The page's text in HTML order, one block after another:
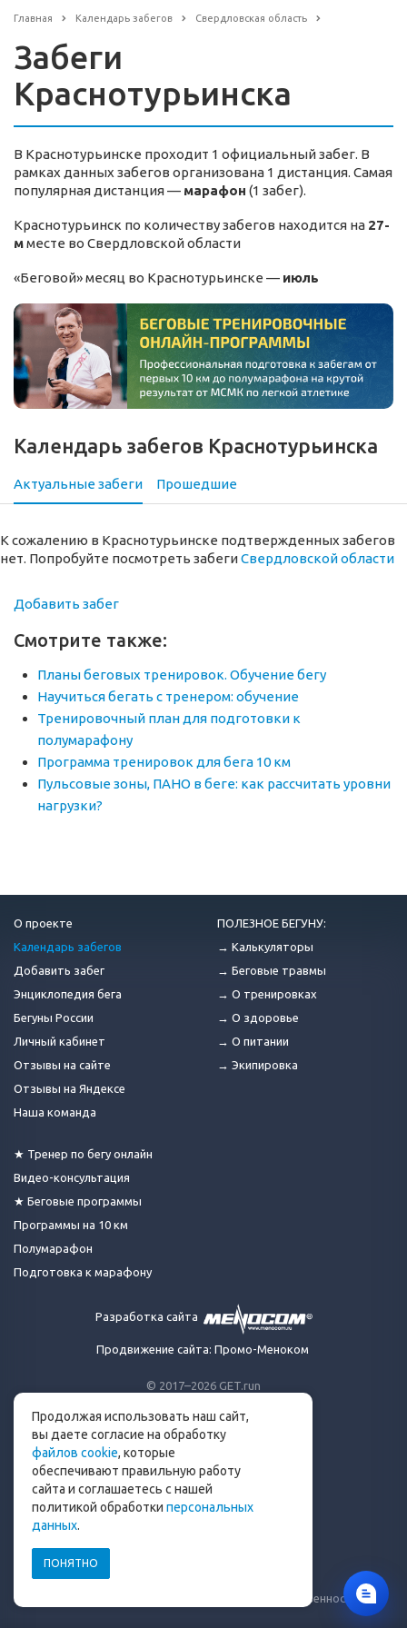
Главная Календарь забегов Свердловская область
Забеги
Краснотурьинска
В Краснотурьинске проходит 1 официальный забег. В
рамках данных забегов организована 1 дистанция. Самая
популярная дистанция — марафон (1 забег).
Краснотурьинск по количеству забегов находится на 27-
мместе во Свердловской области
«Беговой» месяц во Краснотурьинске — июль
Календарь забегов Краснотурьинска
Актуальные забеги Прошедшие
К сожалению в Краснотурьинске подтвержденных забегов
нет. Попробуйте посмотреть забегиСвердловской области
Добавить забег
Смотрите также:
Планы беговых тренировок. Обучение бегу
Научиться бегать с тренером: обучение
Тренировочный план для подготовки к
полумарафону
Программа тренировок для бега 10 км
Пульсовые зоны, ПАНО в беге: как рассчитать уровни
нагрузки?
© 2017–2026 GET.run
Сделано с ❤ бегунами
для бегунов
Телеграм-канал Get.run
Беговой чат в Телеграм
info@get.run
Уведомление о рисках и ограничение ответственности
О проекте
Календарь забегов
Добавить забег
Энциклопедия бега
Бегуны России
Личный кабинет
Отзывы на сайте
Отзывы на Яндексе
Наша команда
★ Тренер по бегу онлайн
Видео-консультация
★ Беговые программы
Программы на 10 км
Полумарафон
Подготовка к марафону
ПОЛЕЗНОЕ БЕГУНУ:
→ Калькуляторы
→ Беговые травмы
→ О тренировках
→ О здоровье
→ О питании
→ Экипировка
Разработка сайта
Продвижение сайта: Промо-Меноком
Продолжая использовать наш сайт,
вы даете согласие на обработку
файлов cookie, которые
обеспечивают правильную работу
сайта и соглашаетесь с нашей
политикой обработки персональных
данных.
ПОНЯТНО